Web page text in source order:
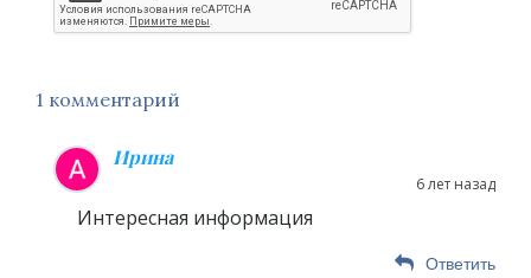
1 комментарий
Ирина
6 лет назад
Интересная информация
Ответить